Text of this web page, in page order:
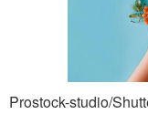
Prostock-studio/